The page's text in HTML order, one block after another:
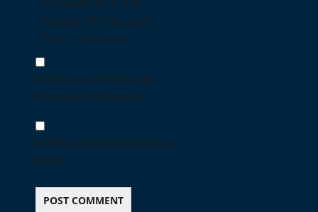
and website in this
browser for the next
time I comment.
Notify me of follow-up
comments by email.
Notify me of new posts by
email.